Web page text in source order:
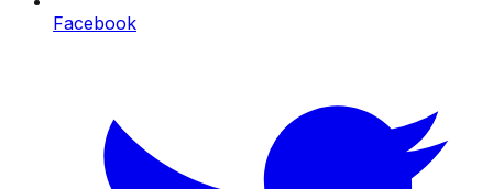
Facebook